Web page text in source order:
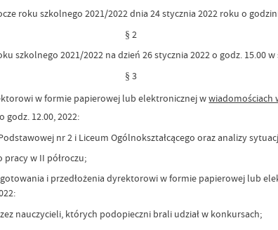
roku szkolnego 2021/2022 dnia 24 stycznia 2022 roku o
§ 2
szkolnego 2021/2022 na dzień 26 stycznia 2022 o godz. 15.00
§ 3
w formie papierowej lub elektronicznej wwiadomościach
godz. 12.00, 2022:
nr 2 i Liceum Ogólnokształcącego oraz analizy
w II półroczu;
i przedłożenia dyrektorowi w formie papierowej lub
których podopieczni brali udział w konkursach;